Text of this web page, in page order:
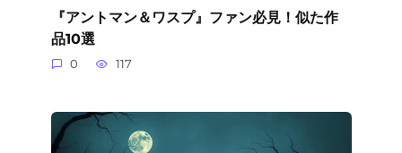
『アントマン＆ワスプ』ファン必見！似た作
品10選
0 117